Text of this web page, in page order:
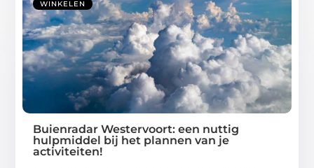
WINKELEN
Buienradar Westervoort: een nuttig
hulpmiddel bij het plannen van je
activiteiten!